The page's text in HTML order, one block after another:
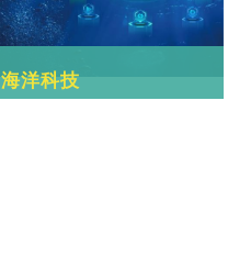
海洋科技